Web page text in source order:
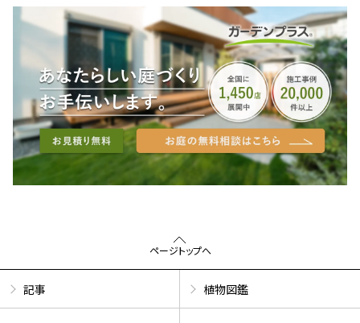
ページトップへ
記事 植物図鑑